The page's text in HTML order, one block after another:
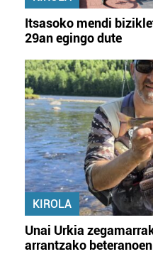
Itsasoko mendi
29an egingo dute
KIROLA
Unai Urkia
arrantzako